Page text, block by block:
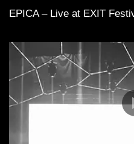
EPICA – Live at EXIT